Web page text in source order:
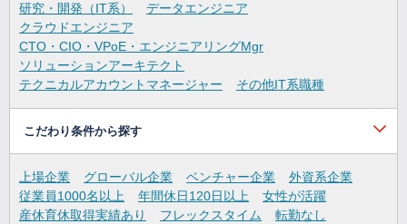
研究・開発（IT系）
データエンジニア
クラウドエンジニア
CTO・CIO・VPoE・エンジニアリングMgr
ソリューションアーキテクト
テクニカルアカウントマネージャー
その他IT系職種
こだわり条件から探す
上場企業 グローバル企業 ベンチャー企業
外資系企業
従業員1000名以上
年間休日120日以上
女性が活躍
産休育休取得実績あり
フレックスタイム
転勤なし